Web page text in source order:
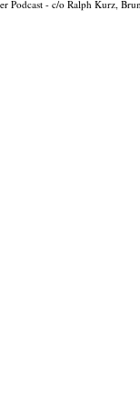
Podcast - c/o Ralph Kurz,